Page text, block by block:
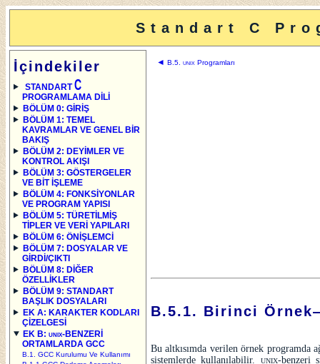
Standart C
İçindekiler
STANDARTC
PROGRAMLAMA DİLİ
BÖLÜM 0: GİRİŞ
BÖLÜM 1: TEMEL
KAVRAMLAR VE GENEL BİR
BAKIŞ
BÖLÜM 2: DEYİMLER VE
KONTROL AKIŞI
BÖLÜM 3: GÖSTERGELER
VE BİT İŞLEME
BÖLÜM 4: FONKSİYONLAR
VE PROGRAM YAPISI
BÖLÜM 5: TÜRETİLMİŞ
TİPLER VE VERİ YAPILARI
BÖLÜM 6: ÖNİŞLEMCİ
BÖLÜM 7: DOSYALAR VE
GİRDİ/ÇIKTI
BÖLÜM 8: DİĞER
ÖZELLİKLER
BÖLÜM 9: STANDART
BAŞLIK DOSYALARI
EK A: KARAKTER KODLARI
ÇİZELGESİ
EK B: unix-BENZERİ
ORTAMLARDA GCC
B.1. GCC Kurulumu Ve Kullanımı
◄ B.5. unix Programları
B.5.1. Birinci
Bu altkısımda verilen örnek programda
sistemlerde kullanılabilir. unix-benzeri